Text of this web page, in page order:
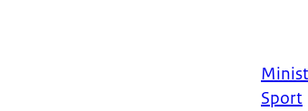
Sport